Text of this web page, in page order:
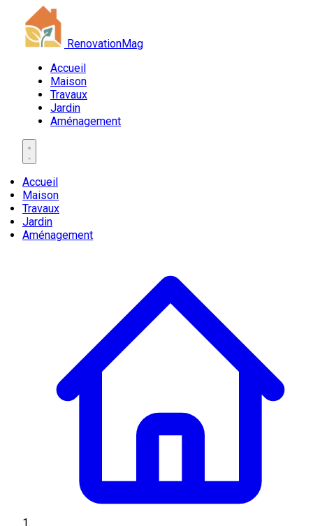
RenovationMag
Accueil
Maison
Travaux
Jardin
Aménagement
Accueil
Maison
Travaux
Jardin
Aménagement